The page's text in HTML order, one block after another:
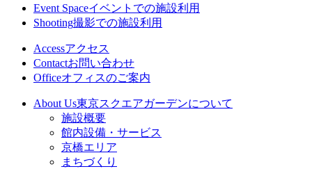
Event Spaceイベントでの施設利用
Shooting撮影での施設利用
Accessアクセス
Contactお問い合わせ
Officeオフィスのご案内
About Us東京スクエアガーデンについて
施設概要
館内設備・サービス
京橋エリア
まちづくり